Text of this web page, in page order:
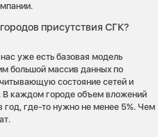
присутствия СГК?
уже есть базовая модель
большой массив данных по
состояние сетей и
В каждом городе объем вложений
год, где-то нужно не менее 5%. Чем